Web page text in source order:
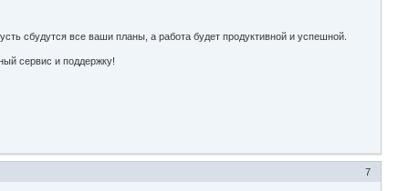
сбудутся все ваши планы, а работа будет продуктивной и успешной.
сервис и поддержку!
7